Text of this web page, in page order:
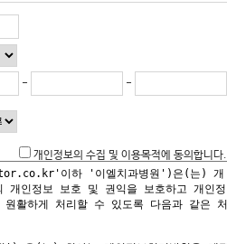
- -
개인정보의 수집 및 이용목적에 동의합니다.